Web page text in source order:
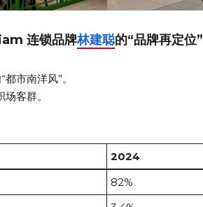
连锁品牌林建聪的“品牌再定位”
市南洋风”。
客群。
2024
82%